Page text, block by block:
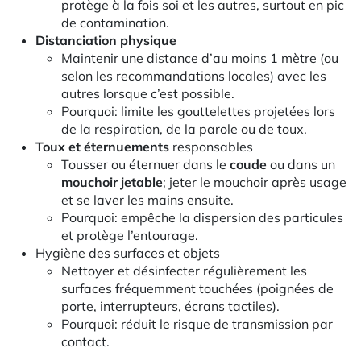
protège à la fois soi et les autres, surtout en pic
de contamination.
Distanciation physique
Maintenir une distance d’au moins 1 mètre (ou
selon les recommandations locales) avec les
autres lorsque c’est possible.
Pourquoi: limite les gouttelettes projetées lors
de la respiration, de la parole ou de toux.
Toux et éternuements responsables
Tousser ou éternuer dans le coude ou dans un
mouchoir jetable; jeter le mouchoir après usage
et se laver les mains ensuite.
Pourquoi: empêche la dispersion des particules
et protège l’entourage.
Hygiène des surfaces et objets
Nettoyer et désinfecter régulièrement les
surfaces fréquemment touchées (poignées de
porte, interrupteurs, écrans tactiles).
Pourquoi: réduit le risque de transmission par
contact.